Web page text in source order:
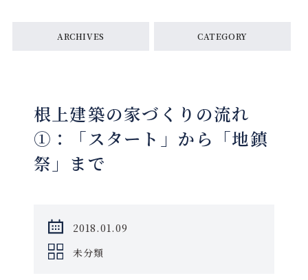
ARCHIVES CATEGORY
根上建築の家づくりの流れ
①：「スタート」から「地鎮
祭」まで
2018.01.09
未分類